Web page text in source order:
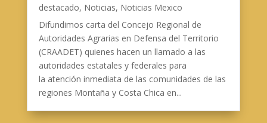
destacado, Noticias, Noticias Mexico
Difundimos carta del Concejo Regional de
Autoridades Agrarias en Defensa del Territorio
(CRAADET) quienes hacen un llamado a las
autoridades estatales y federales para
la atención inmediata de las comunidades de las
regiones Montaña y Costa Chica en...